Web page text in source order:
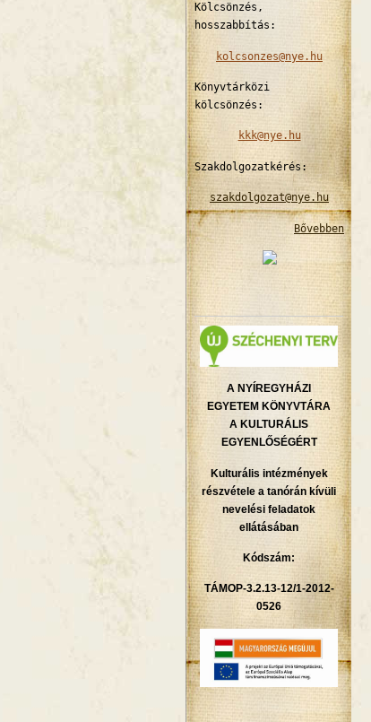
Kölcsönzés,
hosszabbítás:
kolcsonzes@nye.hu
Könyvtárközi
kölcsönzés:
kkk@nye.hu
Szakdolgozatkérés:
szakdolgozat@nye.hu
Bővebben
A NYÍREGYHÁZI
EGYETEM KÖNYVTÁRA
A KULTURÁLIS
EGYENLŐSÉGÉRT
Kulturális intézmények
részvétele a tanórán kívüli
nevelési feladatok
ellátásában
Kódszám:
TÁMOP-3.2.13-12/1-2012-
0526